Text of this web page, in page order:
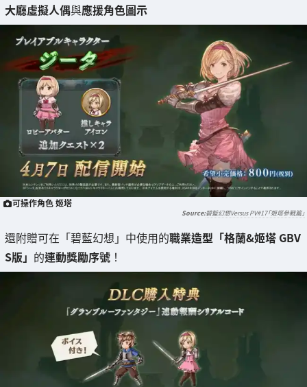
大廳虛擬人偶與應援角色圖示
可操作角色 姬塔
碧藍幻想Versus PV#17「姬塔參戰篇」
還附贈可在「碧藍幻想」中使用的職業造型「格蘭&姬塔 GBV
S版」 的連動獎勵序號 ！